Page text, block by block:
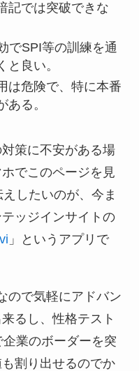
記では突破できな
でSPI等の訓練を通
と良い。
は危険で、特に本番
る。
策に不安がある場
でこのページを見
したいのが、今ま
ッジインサイトの
」というアプリで
ので気軽にアドバン
るし、性格テスト
業のボーダーを突
割り出せるのでか